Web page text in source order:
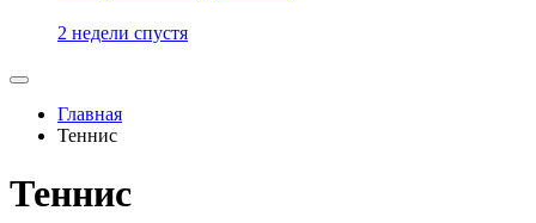
2 недели спустя
Главная
Теннис
Теннис